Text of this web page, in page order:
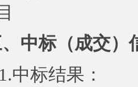
中标（成交）
中标结果：